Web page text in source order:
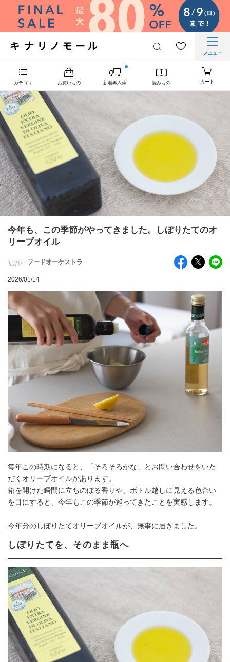
メニュー
カテゴリ お買いもの 新着再入荷 読みもの カート
今年も、この季節がやってきました。しぼりたてのオ
リーブオイル
フードオーケストラ
2026/01/14
毎年この時期になると、「そろそろかな」とお問い合わせをいた
だくオリーブオイルがあります。
箱を開けた瞬間に立ちのぼる香りや、ボトル越しに見える色合い
を目にすると、今年もこの季節が巡ってきたことを実感します。
今年分のしぼりたてオリーブオイルが、無事に届きました。
しぼりたてを、そのまま瓶へ